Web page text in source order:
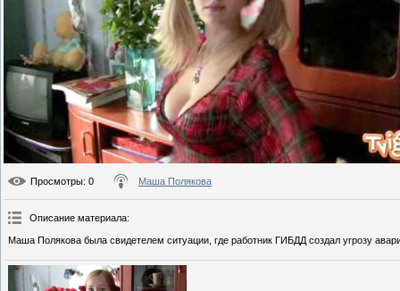
Просмотры: 0 Маша Полякова
Описание материала:
Маша Полякова была свидетелем ситуации, где работник ГИБДД создал угрозу